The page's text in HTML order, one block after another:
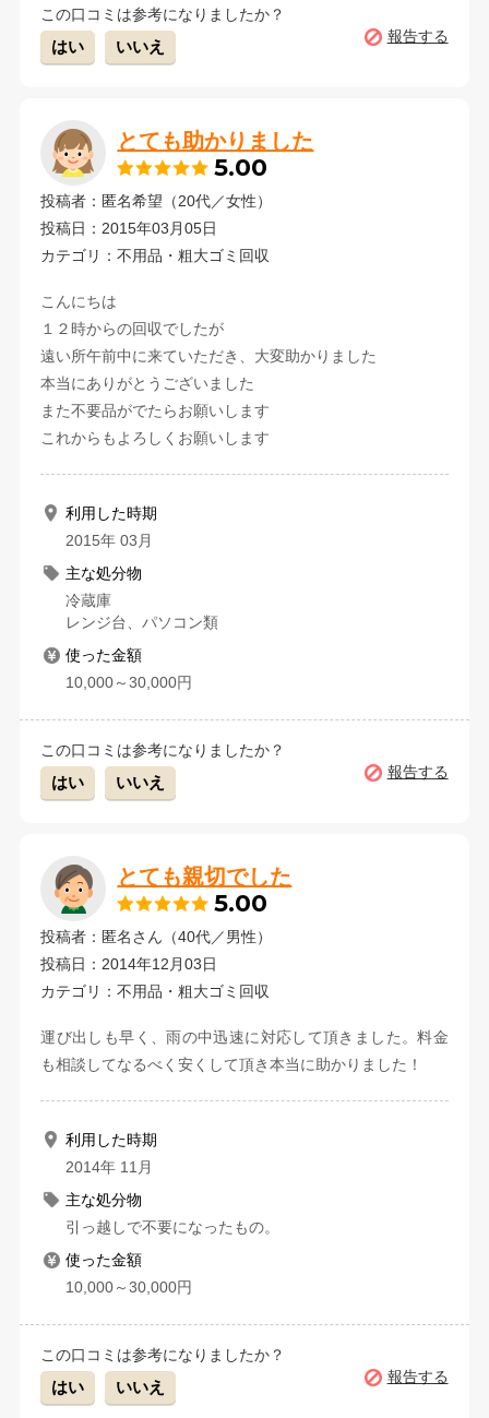
この口コミは参考になりましたか？
はい いいえ
報告する
とても助かりました
5.00
投稿者：匿名希望（20代／女性）
投稿日：2015年03月05日
カテゴリ：不用品・粗大ゴミ回収
こんにちは
１２時からの回収でしたが
遠い所午前中に来ていただき、大変助かりました
本当にありがとうございました
また不要品がでたらお願いします
これからもよろしくお願いします
利用した時期
2015年 03月
主な処分物
冷蔵庫
レンジ台、パソコン類
使った金額
10,000～30,000円
この口コミは参考になりましたか？
はい いいえ
報告する
とても親切でした
5.00
投稿者：匿名さん（40代／男性）
投稿日：2014年12月03日
カテゴリ：不用品・粗大ゴミ回収
運び出しも早く、雨の中迅速に対応して頂きました。料金
も相談してなるべく安くして頂き本当に助かりました！
利用した時期
2014年 11月
主な処分物
引っ越しで不要になったもの。
使った金額
10,000～30,000円
この口コミは参考になりましたか？
はい いいえ
報告する